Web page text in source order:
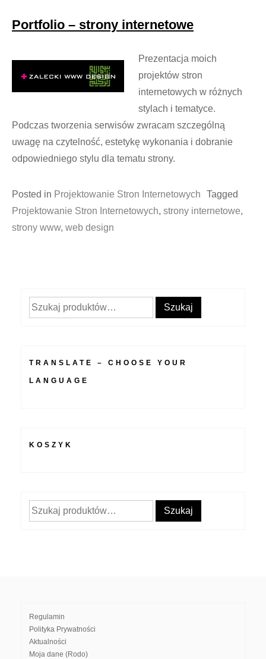
Portfolio – strony internetowe
Prezentacja moich
projektów stron
internetowych w różnych
stylach i tematyce.
Podczas tworzenia serwisów zwracam szczególną
uwagę na czytelność, estetykę wykonania i dobranie
odpowiedniego stylu dla tematu strony.
Posted in Projektowanie Stron Internetowych
Tagged
Projektowanie Stron Internetowych, strony internetowe,
strony www, web design
Szukaj: Szukaj
TRANSLATE – CHOOSE YOUR
LANGUAGE
KOSZYK
Szukaj: Szukaj
Regulamin
Polityka Prywatności
Aktualności
Moja dane (Rodo)